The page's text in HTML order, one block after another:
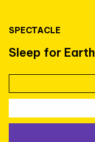
SPECTACLE
Sleep for Earth